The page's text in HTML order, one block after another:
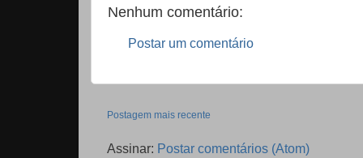
Nenhum comentário:
Postar um comentário
Postagem mais recente
Assinar: Postar comentários (Atom)